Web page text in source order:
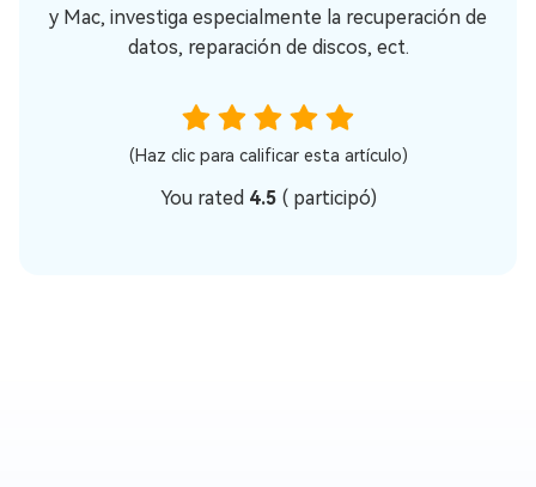
y Mac, investiga especialmente la recuperación de
datos, reparación de discos, ect.
(Haz clic para calificar esta artículo)
You rated 4.5 (participó)